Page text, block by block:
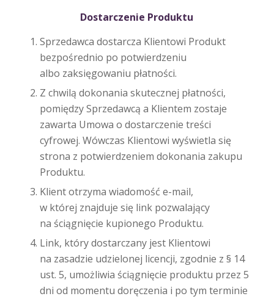
Dostarczenie Produktu
Sprzedawca dostarcza Klientowi Produkt
bezpośrednio po potwierdzeniu
albo zaksięgowaniu płatności.
Z chwilą dokonania skutecznej płatności,
pomiędzy Sprzedawcą a Klientem zostaje
zawarta Umowa o dostarczenie treści
cyfrowej. Wówczas Klientowi wyświetla się
strona z potwierdzeniem dokonania zakupu
Produktu.
Klient otrzyma wiadomość e-mail,
w której znajduje się link pozwalający
na ściągnięcie kupionego Produktu.
Link, który dostarczany jest Klientowi
na zasadzie udzielonej licencji, zgodnie z § 14
ust. 5, umożliwia ściągnięcie produktu przez 5
dni od momentu doręczenia i po tym terminie